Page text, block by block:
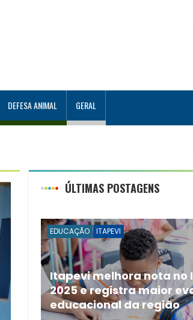
DEFESA ANIMAL GERAL
no Programa Aluno Tutor em
ÚLTIMAS POSTAGENS
EDUCAÇÃO ITAPEVI
Itapevi melhora nota no
2025 e registra maior
educacional da região